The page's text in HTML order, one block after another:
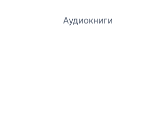
Аудиокниги